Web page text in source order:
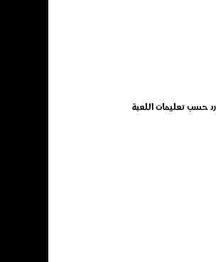
حسب تعليمات اللعبة